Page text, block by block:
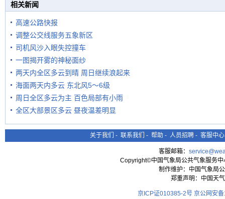
相关新闻
高速公路快报
调整公交线服务五象新区
司机风沙入眼失控撞车
一图揭开雾的神秘面纱
两天内全区多云到晴 周日继续浪起来
海面两天内多云 东北风5～6级
周日全区多云为主 百色局部有小雨
全区大部景区多云 昼夜温差明显
关于我们 - 联系我们 - 帮助 - 人员招聘 - 客服中心
客服邮箱：
Copyright©中国气象局公共气象服务
制作维护：中国气象局
郑重声明：中国天
京ICP证010385-2号 京公网安